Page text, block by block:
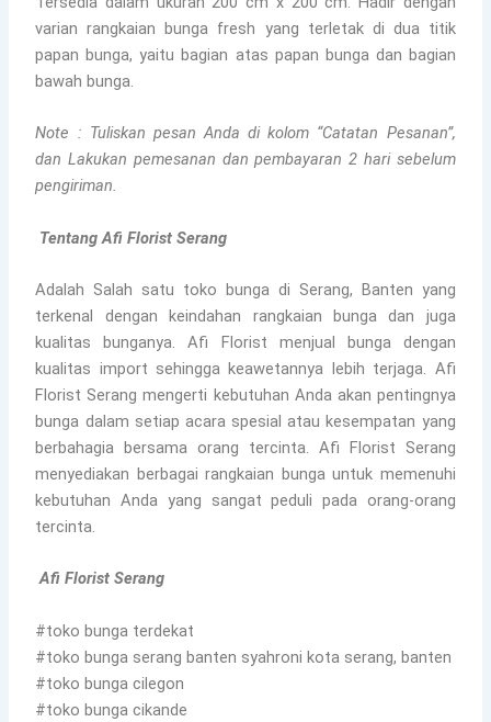
varian rangkaian bunga fresh yang terletak di dua titik
papan bunga, yaitu bagian atas papan bunga dan bagian
bawah bunga.
Note : Tuliskan pesan Anda di kolom “Catatan Pesanan”,
dan Lakukan pemesanan dan pembayaran 2 hari sebelum
pengiriman.
Tentang Afi Florist Serang
Adalah Salah satu toko bunga di Serang, Banten yang
terkenal dengan keindahan rangkaian bunga dan juga
kualitas bunganya. Afi Florist menjual bunga dengan
kualitas import sehingga keawetannya lebih terjaga. Afi
Florist Serang mengerti kebutuhan Anda akan pentingnya
bunga dalam setiap acara spesial atau kesempatan yang
berbahagia bersama orang tercinta. Afi Florist Serang
menyediakan berbagai rangkaian bunga untuk memenuhi
kebutuhan Anda yang sangat peduli pada orang-orang
tercinta.
Afi Florist Serang
#toko bunga terdekat
#toko bunga serang banten syahroni kota serang, banten
#toko bunga cilegon
#toko bunga cikande